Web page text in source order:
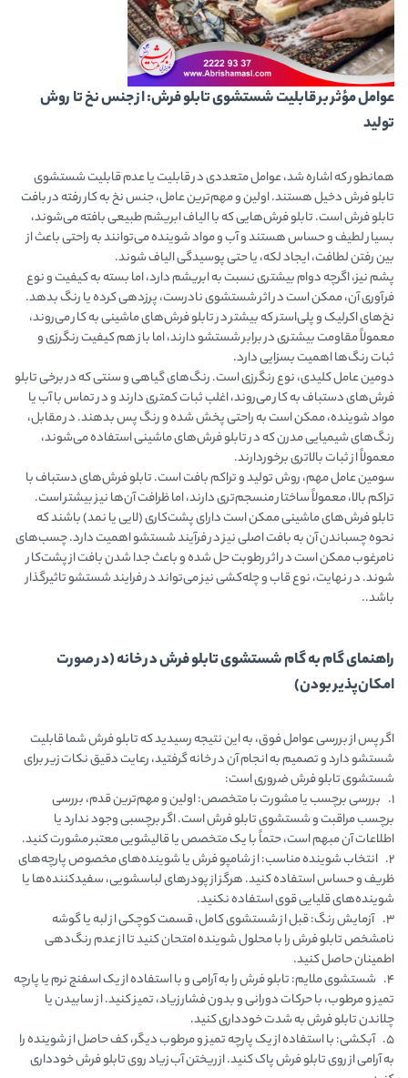
عوامل مؤثر بر قابلیت شستشوی تابلو فرش: از جنس نخ تا روش
تولید
همانطور که اشاره شد، عوامل متعددی در قابلیت یا عدم قابلیت شستشوی
تابلو فرش دخیل هستند. اولین و مهم‌ترین عامل، جنس نخ به کار رفته در بافت
تابلو فرش است. تابلو فرش‌هایی که با الیاف ابریشم طبیعی بافته می‌شوند،
بسیار لطیف و حساس هستند و آب و مواد شوینده می‌توانند به راحتی باعث از
بین رفتن لطافت، ایجاد لکه، یا حتی پوسیدگی الیاف شوند.
پشم نیز، اگرچه دوام بیشتری نسبت به ابریشم دارد، اما بسته به کیفیت و نوع
فرآوری آن، ممکن است در اثر شستشوی نادرست، پرزدهی کرده یا رنگ بدهد.
نخ‌های اکرلیک و پلی‌استر که بیشتر در تابلو فرش‌های ماشینی به کار می‌روند،
معمولاً مقاومت بیشتری در برابر شستشو دارند، اما باز هم کیفیت رنگرزی و
ثبات رنگ‌ها اهمیت بسزایی دارد.
دومین عامل کلیدی، نوع رنگرزی است. رنگ‌های گیاهی و سنتی که در برخی تابلو
فرش‌های دستباف به کار می‌روند، اغلب ثبات کمتری دارند و در تماس با آب یا
مواد شوینده، ممکن است به راحتی پخش شده و رنگ پس بدهند. در مقابل،
رنگ‌های شیمیایی مدرن که در تابلو فرش‌های ماشینی استفاده می‌شوند،
معمولاً از ثبات بالاتری برخوردارند.
سومین عامل مهم، روش تولید و تراکم بافت است. تابلو فرش‌های دستباف با
تراکم بالا، معمولاً ساختار منسجم‌تری دارند، اما ظرافت آن‌ها نیز بیشتر است.
تابلو فرش‌های ماشینی ممکن است دارای پشت‌کاری (لایی یا نمد) باشند که
نحوه چسباندن آن به بافت اصلی نیز در فرآیند شستشو اهمیت دارد. چسب‌های
نامرغوب ممکن است در اثر رطوبت حل شده و باعث جدا شدن بافت از پشت‌کار
شوند. در نهایت، نوع قاب و چله‌کشی نیز می‌تواند در فرایند شستشو تاثیرگذار
باشد..
راهنمای گام به گام شستشوی تابلو فرش در خانه (در صورت
امکان‌پذیر بودن)
اگر پس از بررسی عوامل فوق، به این نتیجه رسیدید که تابلو فرش شما قابلیت
شستشو دارد و تصمیم به انجام آن در خانه گرفتید، رعایت دقیق نکات زیر برای
شستشوی تابلو فرش ضروری است:
1. بررسی برچسب یا مشورت با متخصص: اولین و مهم‌ترین قدم، بررسی
برچسب مراقبت و شستشوی تابلو فرش است. اگر برچسبی وجود ندارد یا
اطلاعات آن مبهم است، حتماً با یک متخصص یا قالیشویی معتبر مشورت کنید.
2. انتخاب شوینده مناسب: از شامپو فرش یا شوینده‌های مخصوص پارچه‌های
ظریف و حساس استفاده کنید. هرگز از پودرهای لباسشویی، سفیدکننده‌ها یا
شوینده‌های قلیایی قوی استفاده نکنید.
3. آزمایش رنگ: قبل از شستشوی کامل، قسمت کوچکی از لبه یا گوشه
نامشخص تابلو فرش را با محلول شوینده امتحان کنید تا از عدم رنگ‌دهی
اطمینان حاصل کنید.
4. شستشوی ملایم: تابلو فرش را به آرامی و با استفاده از یک اسفنج نرم یا پارچه
تمیز و مرطوب، با حرکات دورانی و بدون فشار زیاد، تمیز کنید. از سابیدن یا
چلاندن تابلو فرش به شدت خودداری کنید.
5. آبکشی: با استفاده از یک پارچه تمیز و مرطوب دیگر، کف حاصل از شوینده را
به آرامی از روی تابلو فرش پاک کنید. از ریختن آب زیاد روی تابلو فرش خودداری